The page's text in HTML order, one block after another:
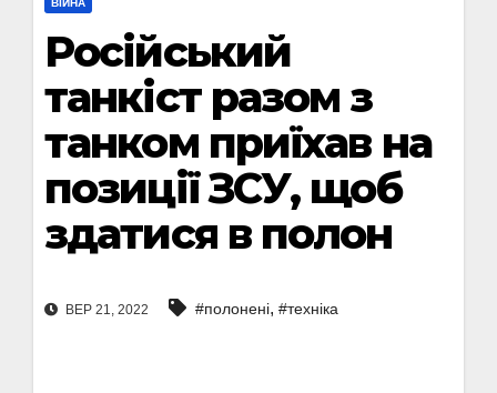
ВІЙНА
Російський
танкіст разом з
танком приїхав на
позиції ЗСУ, щоб
здатися в полон
ВЕР 21, 2022 #полонені, #техніка